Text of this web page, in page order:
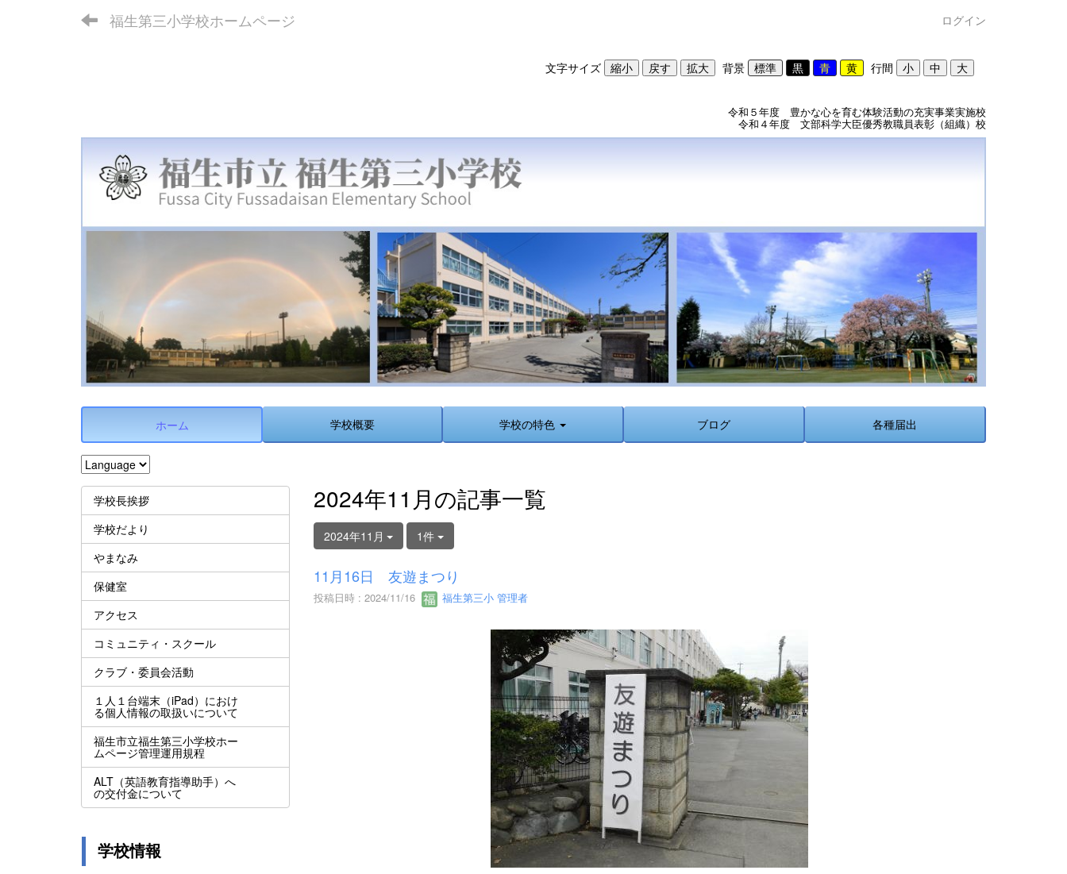
福生第三小学校ホームページ ログイン
文字サイズ 背景 行間
令和５年度 豊かな心を育む体験活動の充実事業実施校
令和４年度 文部科学大臣優秀教職員表彰（組織）校
ホーム 学校概要 学校の特色 ブログ 各種届出
2024年11月の記事一覧
2024年11月 1件
11月16日 友遊まつり
投稿日時 : 2024/11/16 福生第三小 管理者
学校長挨拶
学校だより
やまなみ
保健室
アクセス
コミュニティ・スクール
クラブ・委員会活動
１人１台端末（iPad）におけ
る個人情報の取扱いについて
福生市立福生第三小学校ホー
ムページ管理運用規程
ALT（英語教育指導助手）へ
の交付金について
学校情報